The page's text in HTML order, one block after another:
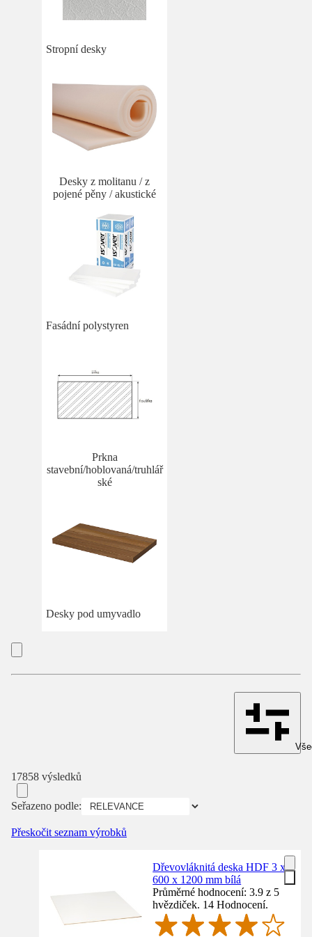
Stropní desky
Desky z molitanu / z
pojené pěny / akustické
Fasádní polystyren
Prkna
stavební/hoblovaná/truhlář
ské
Desky pod umyvadlo
17858 výsledků
Seřazeno podle:
Přeskočit seznam výrobků
Dřevovláknitá deska HDF 3 x
600 x 1200 mm bílá
Průměrné hodnocení: 3.9 z 5
hvězdiček. 14 Hodnocení.